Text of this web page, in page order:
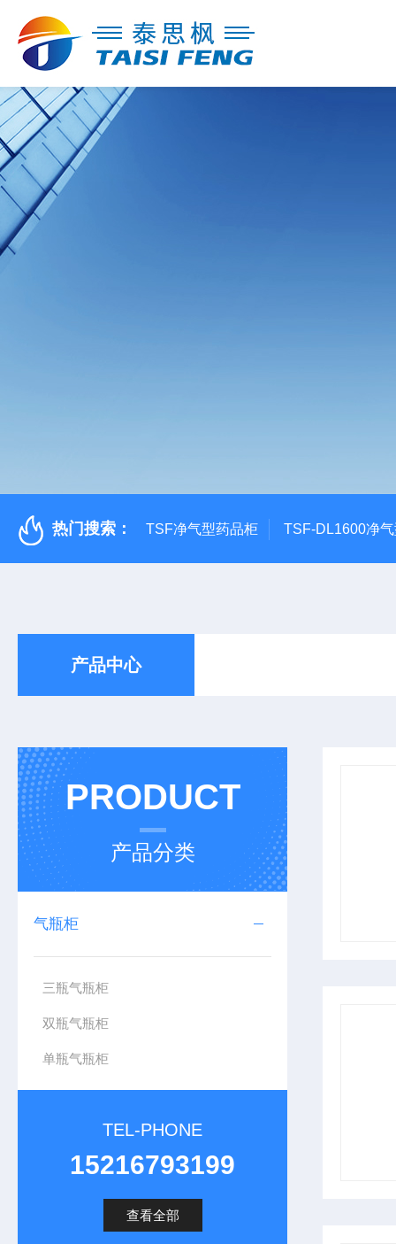
热门搜索： TSF净气型药品柜 TSF-DL1600净
产品中心
PRODUCT
产品分类
气瓶柜
三瓶气瓶柜
双瓶气瓶柜
单瓶气瓶柜
TEL-PHONE
15216793199
查看全部